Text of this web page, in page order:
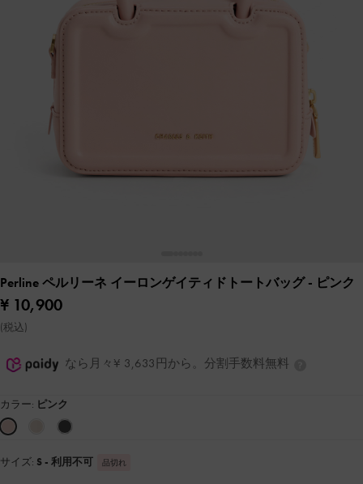
Perline ペルリーネ イーロンゲイティドトートバッグ- ピンク
¥ 10,900
(税込)
なら月々¥ 3,633円から。分割手数料無料
カラー: ピンク
サイズ: S - 利用不可 品切れ